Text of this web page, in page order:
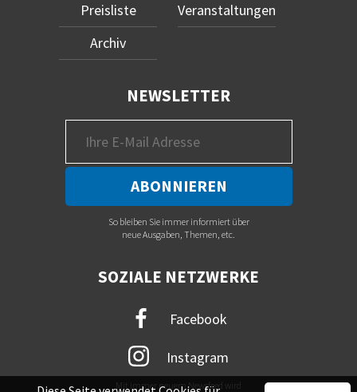
Preisliste
Archiv
Veranstaltungen
NEWSLETTER
So bleiben Sie immer informiert über
neue Ausgaben, Themen, etc.
SOZIALE NETZWERKE
Facebook
Instagram
Mit immer neuem Newsfeed wird